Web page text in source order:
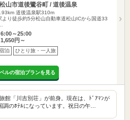
山市道後鷺谷町 / 道後温泉
道後温泉駅310m
より徒歩約5分松山自動車道松山ICから国道33
～25:00
円～
宿泊 ひとり旅・一人旅
ルの宿泊プランを見る
館「川吉別荘」が前身。現在は、ﾄﾞｱﾏﾝが
調のﾎﾃﾙになっています。祝日の午…